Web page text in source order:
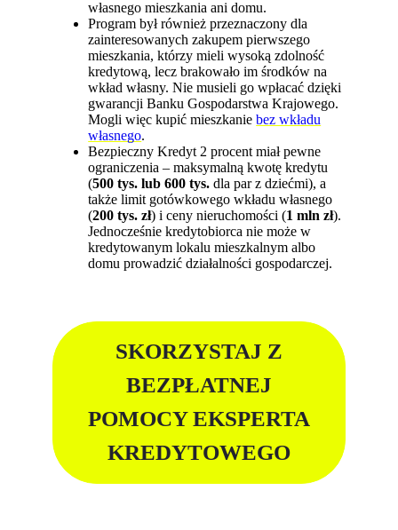
własnego mieszkania ani domu.
Program był również przeznaczony dla
zainteresowanych zakupem pierwszego
mieszkania, którzy mieli wysoką zdolność
kredytową, lecz brakowało im środków na
wkład własny. Nie musieli go wpłacać dzięki
gwarancji Banku Gospodarstwa Krajowego.
Mogli więc kupić mieszkaniebez wkładu
własnego.
Bezpieczny Kredyt 2 procent miał pewne
ograniczenia – maksymalną kwotę kredytu
(500 tys. lub 600 tys. dla par z dziećmi), a
także limit gotówkowego wkładu własnego
(200 tys. zł) i ceny nieruchomości (1 mln zł).
Jednocześnie kredytobiorca nie może w
kredytowanym lokalu mieszkalnym albo
domu prowadzić działalności gospodarczej.
SKORZYSTAJ Z
BEZPŁATNEJ
POMOCY EKSPERTA
KREDYTOWEGO